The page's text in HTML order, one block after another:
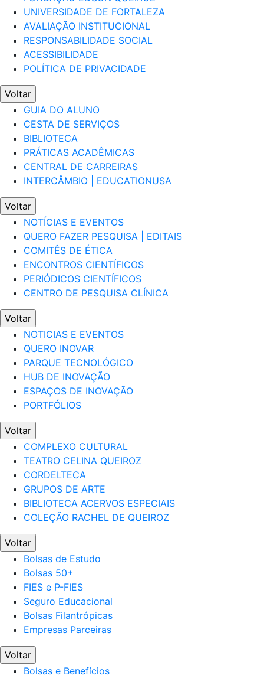
UNIVERSIDADE DE FORTALEZA
AVALIAÇÃO INSTITUCIONAL
RESPONSABILIDADE SOCIAL
ACESSIBILIDADE
POLÍTICA DE PRIVACIDADE
Voltar
GUIA DO ALUNO
CESTA DE SERVIÇOS
BIBLIOTECA
PRÁTICAS ACADÊMICAS
CENTRAL DE CARREIRAS
INTERCÂMBIO | EDUCATIONUSA
Voltar
NOTÍCIAS E EVENTOS
QUERO FAZER PESQUISA | EDITAIS
COMITÊS DE ÉTICA
ENCONTROS CIENTÍFICOS
PERIÓDICOS CIENTÍFICOS
CENTRO DE PESQUISA CLÍNICA
Voltar
NOTICIAS E EVENTOS
QUERO INOVAR
PARQUE TECNOLÓGICO
HUB DE INOVAÇÃO
ESPAÇOS DE INOVAÇÃO
PORTFÓLIOS
Voltar
COMPLEXO CULTURAL
TEATRO CELINA QUEIROZ
CORDELTECA
GRUPOS DE ARTE
BIBLIOTECA ACERVOS ESPECIAIS
COLEÇÃO RACHEL DE QUEIROZ
Voltar
Bolsas de Estudo
Bolsas 50+
FIES e P-FIES
Seguro Educacional
Bolsas Filantrópicas
Empresas Parceiras
Voltar
Bolsas e Benefícios